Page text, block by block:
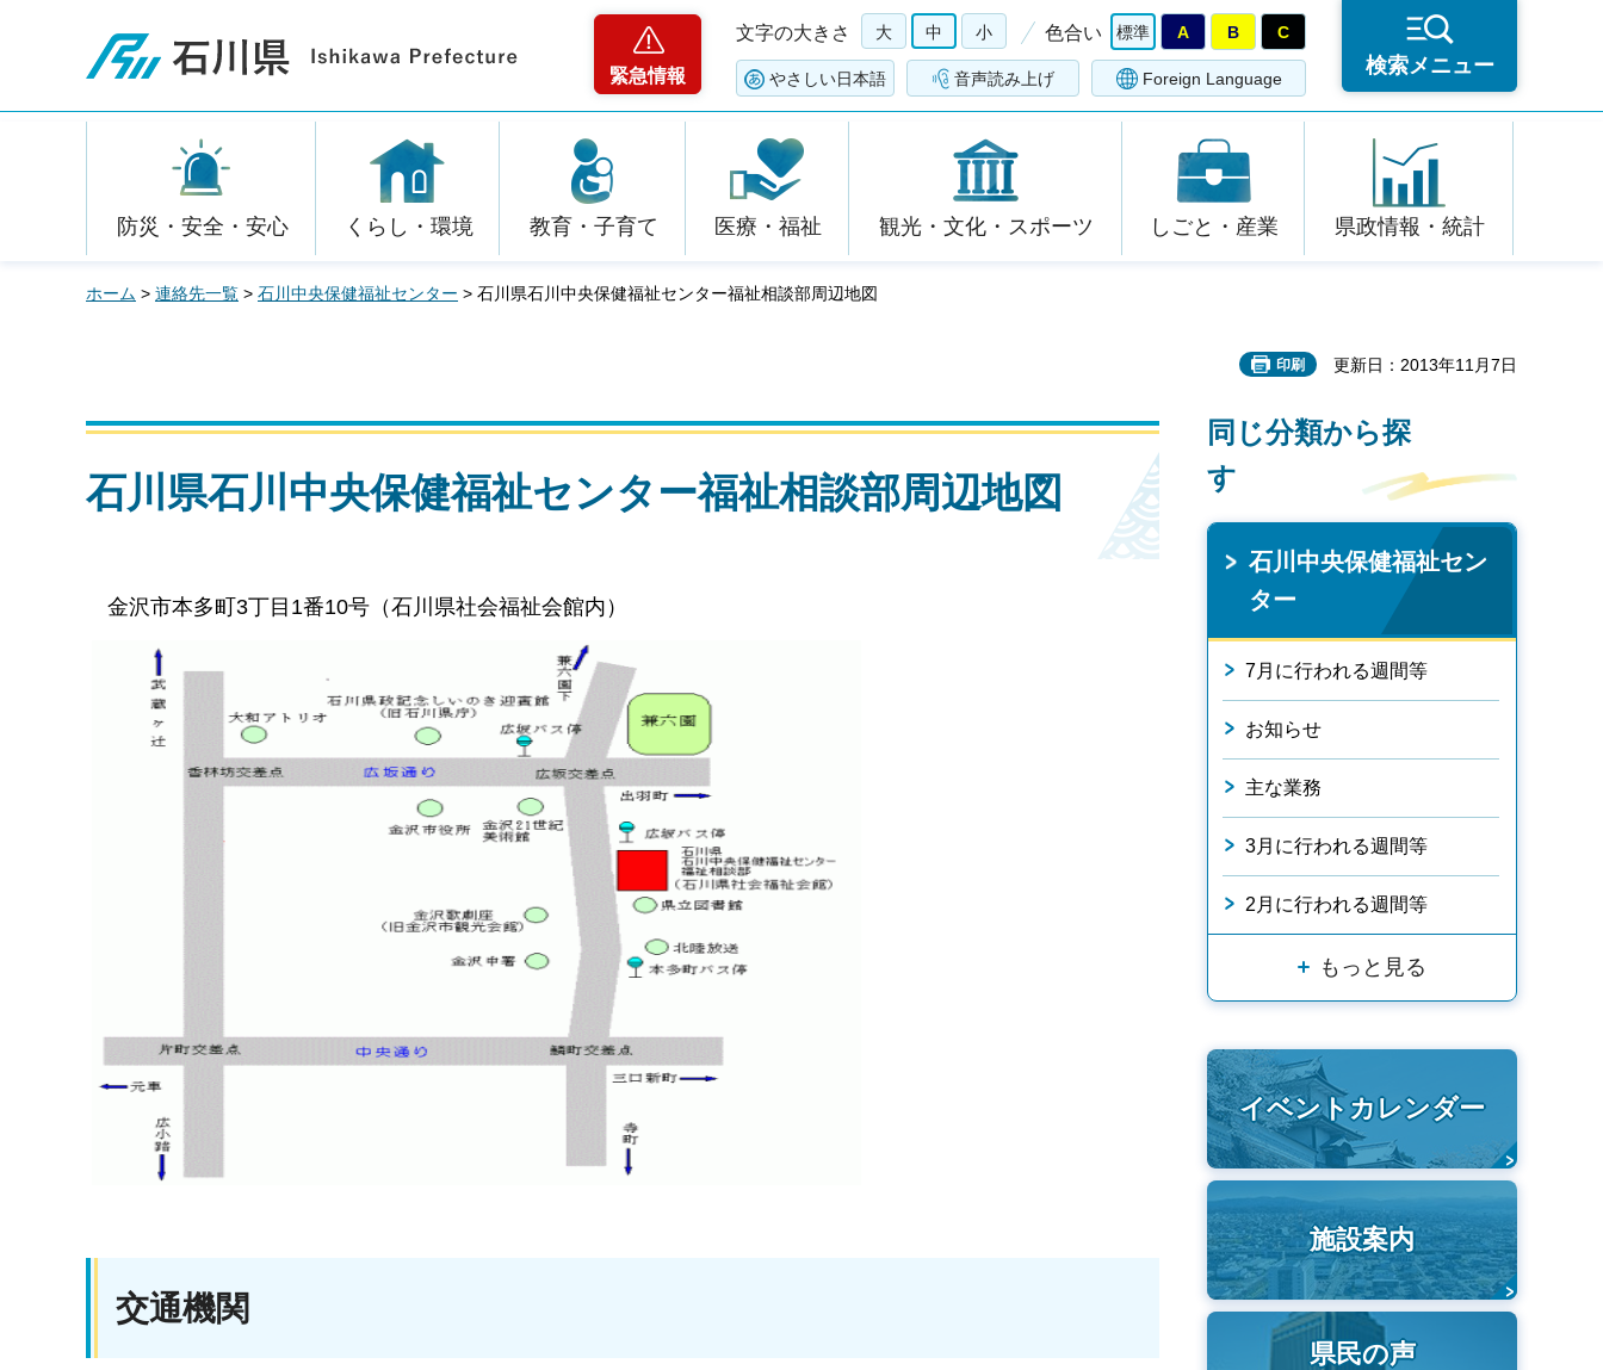
石川県
緊急情報
文字の大きさ 大 中 小 色合い 標準 A B C
やさしい日本語 音声読み上げ Foreign Language
検索メニュー
防災・安全・安心 くらし・環境 教育・子育て 医療・福祉 観光・文化・スポーツ しごと・産業 県政情報・統計
ホーム > 連絡先一覧 > 石川中央保健福祉センター > 石川県石川中央保健福祉センター福祉相談部周辺地図
印刷 更新日：2013年11月7日
石川県石川中央保健福祉センター福祉相談部周辺地図
金沢市本多町3丁目1番10号（石川県社会福祉会館内）
交通機関
同じ分類から探
す
石川中央保健福祉セン
ター
7月に行われる週間等
お知らせ
主な業務
3月に行われる週間等
2月に行われる週間等
もっと見る
イベントカレンダー
施設案内
県民の声